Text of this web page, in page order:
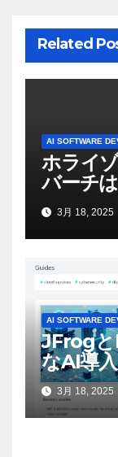
ン
Related
AI SOFTWARE
ホライ
バーチ
ビデオ
マンス
感じた
3月 18, 2025
AI SOFTWARE
JFrogと
なAI導
3月 18, 2025